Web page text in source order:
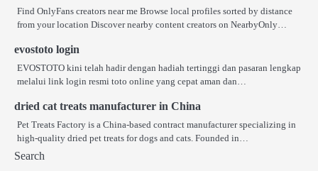
Find OnlyFans creators near me Browse local profiles sorted by distance
from your location Discover nearby content creators on NearbyOnly…
evostoto login
EVOSTOTO kini telah hadir dengan hadiah tertinggi dan pasaran lengkap
melalui link login resmi toto online yang cepat aman dan…
dried cat treats manufacturer in China
Pet Treats Factory is a China-based contract manufacturer specializing in
high-quality dried pet treats for dogs and cats. Founded in…
Search